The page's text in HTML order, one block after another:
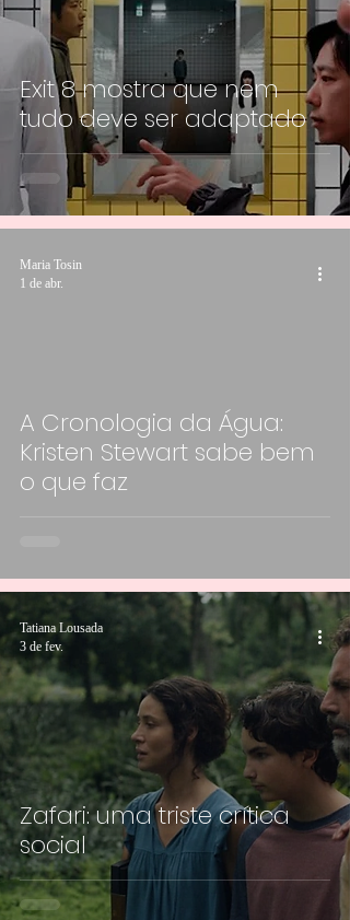
Exit 8 mostra que nem
tudo deve ser adaptado
A Cronologia da Água:
Kristen Stewart sabe bem
o que faz
Maria Tosin
1 de abr.
Zafari: uma triste crítica
social
Tatiana Lousada
3 de fev.